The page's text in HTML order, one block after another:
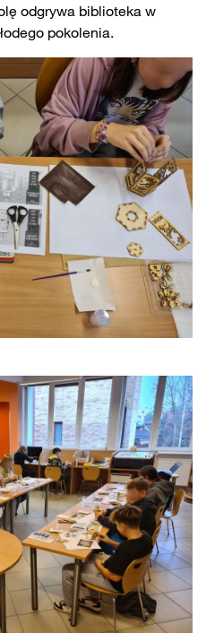
odgrywa biblioteka w
pokolenia.